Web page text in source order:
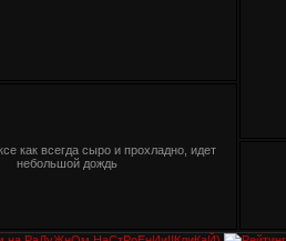
как всегда сыро и прохладно, идет
небольшой дождь